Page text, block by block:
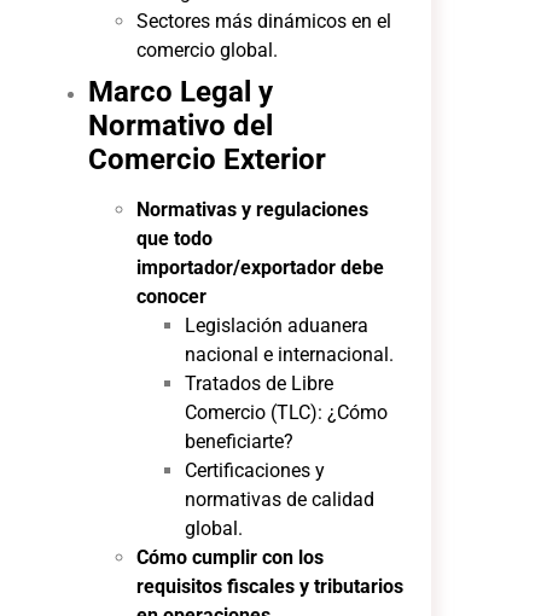
Sectores más dinámicos en el
comercio global.
Marco Legal y
Normativo del
Comercio Exterior
Normativas y regulaciones
que todo
importador/exportador debe
conocer
Legislación aduanera
nacional e internacional.
Tratados de Libre
Comercio (TLC): ¿Cómo
beneficiarte?
Certificaciones y
normativas de calidad
global.
Cómo cumplir con los
requisitos fiscales y tributarios